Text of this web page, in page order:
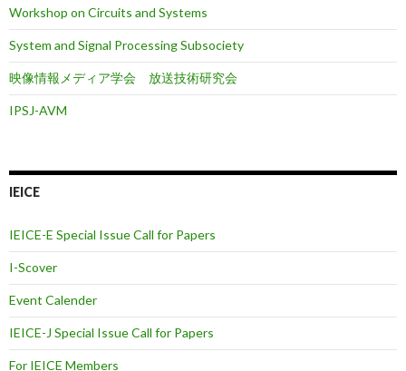
Workshop on Circuits and Systems
System and Signal Processing Subsociety
映像情報メディア学会 放送技術研究会
IPSJ-AVM
IEICE
IEICE-E Special Issue Call for Papers
I-Scover
Event Calender
IEICE-J Special Issue Call for Papers
For IEICE Members